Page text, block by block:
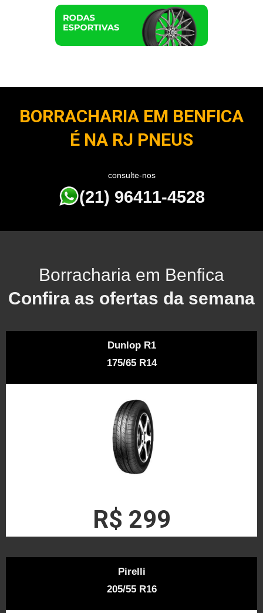
BORRACHARIA EM BENFICA
É NA RJ PNEUS
consulte-nos
(21) 96411-4528
Borracharia em Benfica
Confira as ofertas da semana
Dunlop R1
175/65 R14
R$ 299
Pirelli
205/55 R16